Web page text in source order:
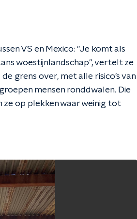
VS en Mexico: "Je komt als
woestijnlandschap", vertelt ze
grens over, met alle risico's van
mensen ronddwalen. Die
ze op plekken waar weinig tot